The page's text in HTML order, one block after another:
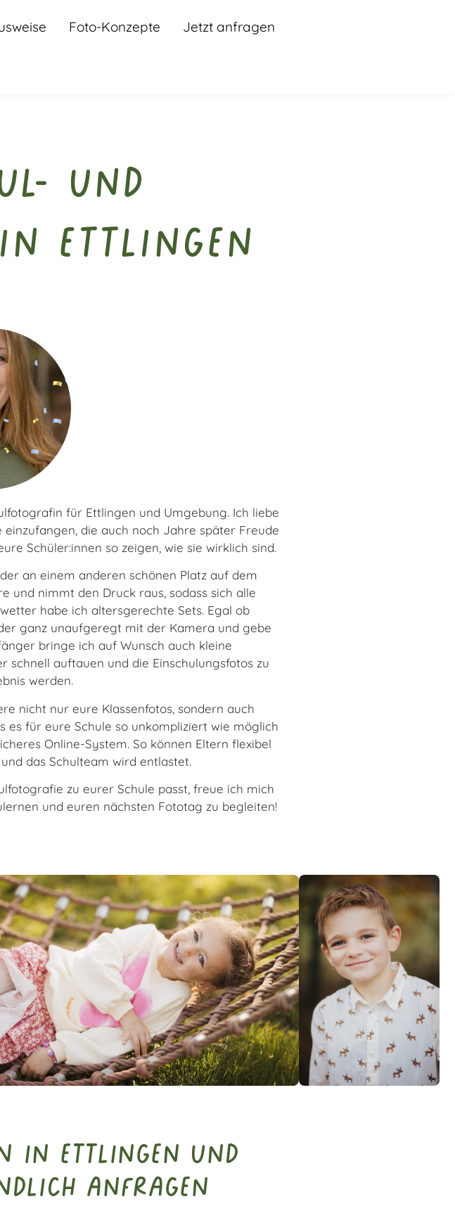
Foto-Konzepte Jetzt anfragen
und
Ettlingen
für Ettlingen und Umgebung. Ich liebe
die auch noch Jahre später Freude
Schüler:innen so zeigen, wie sie wirklich sind.
an einem anderen schönen Platz auf dem
und nimmt den Druck raus, sodass sich alle
habe ich altersgerechte Sets. Egal ob
ganz unaufgeregt mit der Kamera und gebe
bringe ich auf Wunsch auch kleine
auftauen und die Einschulungsfotos zu
werden.
nicht nur eure Klassenfotos, sondern auch
es für eure Schule so unkompliziert wie möglich
Online-System. So können Eltern flexibel
das Schulteam wird entlastet.
zu eurer Schule passt, freue ich mich
und euren nächsten Fototag zu begleiten!
in Ettlingen und
anfragen